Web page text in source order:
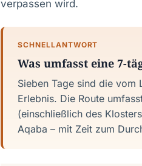
verpassen wird.
SCHNELLANTWORT
Was umfasst eine 7-
Sieben Tage sind die
Erlebnis. Die Route
(einschließlich des
Aqaba – mit Zeit zum